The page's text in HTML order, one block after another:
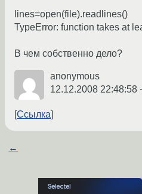
lines=open(file).readlines()
TypeError: function takes at
В чем собственно дело?
anonymous
12.12.2008 22:48:58
Ссылка
←